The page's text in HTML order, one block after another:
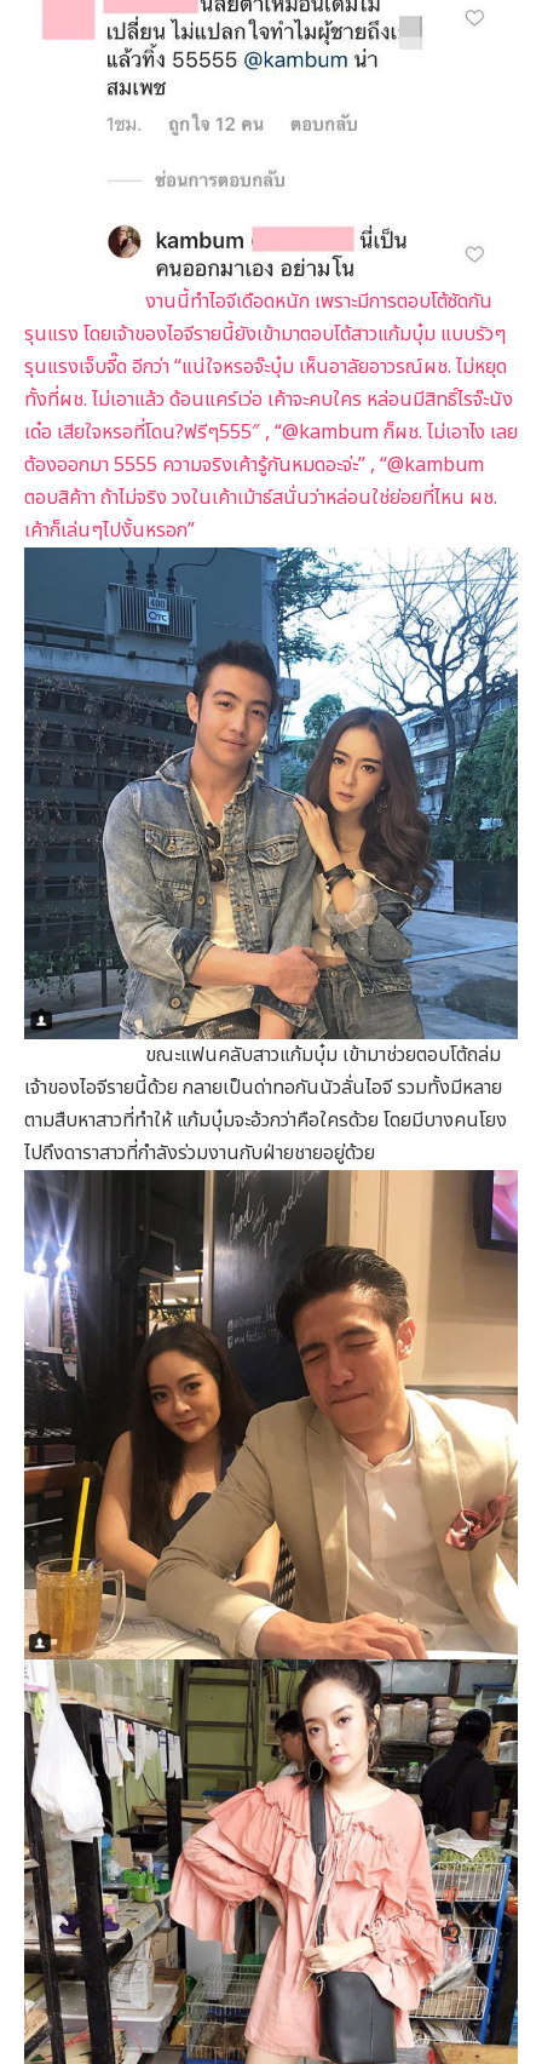
งานนี้ทำไอจีเดือดหนัก เพราะมีการตอบโต้ซัดกัน
รุนแรง โดยเจ้าของไอจีรายนี้ยังเข้ามาตอบโต้สาวแก้มบุ๋ม แบบรัวๆ
รุนแรงเจ็บจี๊ด อีกว่า “แน่ใจหรอจ๊ะบุ๋ม เห็นอาลัยอาวรณ์ผช. ไม่หยุด
ทั้งที่ผช. ไม่เอาแล้ว ด้อนแคร์เว่อ เค้าจะคบใคร หล่อนมีสิทธิ์ไรจ๊ะนัง
เด๋อ เสียใจหรอที่โดน?ฟรีๆ555″ , “@kambum ก็ผช. ไม่เอาไง เลย
ต้องออกมา 5555 ความจริงเค้ารู้กันหมดอะจ่ะ” , “@kambum
ตอบสิค้าา ถ้าไม่จริง วงในเค้าเม้าธ์สนั่นว่าหล่อนใช่ย่อยที่ไหน ผช.
เค้าก็เล่นๆไปงั้นหรอก”
ขณะแฟนคลับสาวแก้มบุ๋ม เข้ามาช่วยตอบโต้ถล่ม
เจ้าของไอจีรายนี้ด้วย กลายเป็นด่าทอกันนัวลั่นไอจี รวมทั้งมีหลาย
ตามสืบหาสาวที่ทำให้ แก้มบุ๋มจะอ้วกว่าคือใครด้วย โดยมีบางคนโยง
ไปถึงดาราสาวที่กำลังร่วมงานกับฝ่ายชายอยู่ด้วย